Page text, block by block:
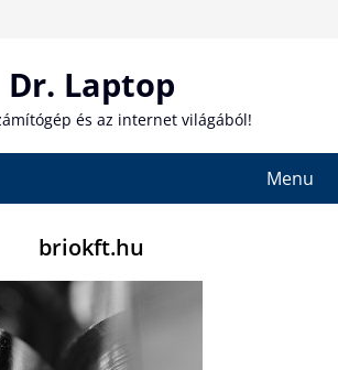
Dr. Laptop
és az internet világából!
Menu
briokft.hu